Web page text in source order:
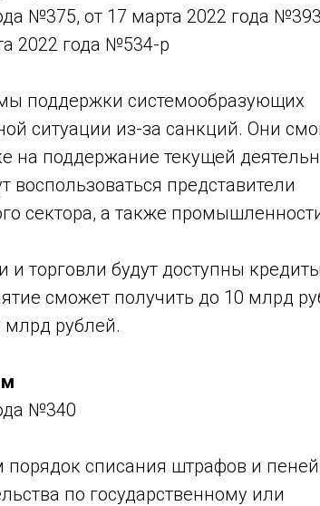
№375, от 17 марта 2022 года
2022 года №534-р
поддержки системообразующих
ситуации из-за санкций. Они
на поддержание текущей
представители
сектора, а также
торговли будут доступны
сможет получить до 10 млрд
млрд рублей.
№340
порядок списания штрафов и
по государственному или